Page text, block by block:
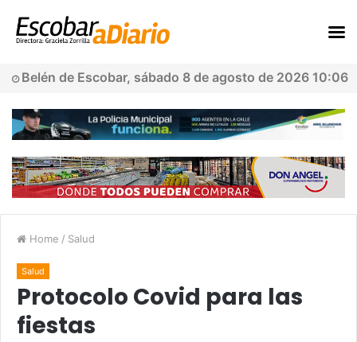
Belén de Escobar, sábado 8 de agosto de 2026 10:06
Home / Salud
Salud
Protocolo Covid para las
fiestas